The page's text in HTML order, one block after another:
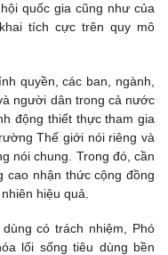
quốc gia cũng như của
tích cực trên quy mô
quyền, các ban, ngành,
người dân trong cả nước
động thiết thực tham gia
Thế giới nói riêng và
nói chung. Trong đó, cần
cao nhận thức cộng đồng
hiệu quả.
có trách nhiệm, Phó
lối sống tiêu dùng bền